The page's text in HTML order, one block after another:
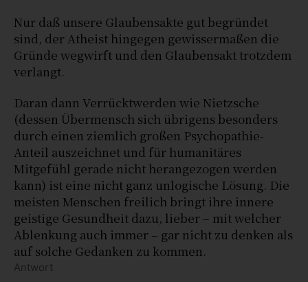
Nur daß unsere Glaubensakte gut begründet
sind, der Atheist hingegen gewissermaßen die
Gründe wegwirft und den Glaubensakt trotzdem
verlangt.
Daran dann Verrücktwerden wie Nietzsche
(dessen Übermensch sich übrigens besonders
durch einen ziemlich großen Psychopathie-
Anteil auszeichnet und für humanitäres
Mitgefühl gerade nicht herangezogen werden
kann) ist eine nicht ganz unlogische Lösung. Die
meisten Menschen freilich bringt ihre innere
geistige Gesundheit dazu, lieber – mit welcher
Ablenkung auch immer – gar nicht zu denken als
auf solche Gedanken zu kommen.
Antwort